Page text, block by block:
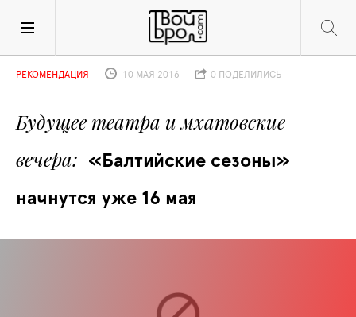
Будущее театра и мхатовские
вечера
«Балтийские сезоны»
начнутся уже 16 мая
РЕКОМЕНДАЦИЯ 10 МАЯ 2016 0 ПОДЕЛИЛИСЬ